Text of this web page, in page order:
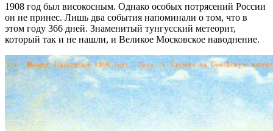
1908 год был високосным. Однако особых потрясений России
он не принес. Лишь два события напоминали о том, что в
этом году 366 дней. Знаменитый тунгусский метеорит,
который так и не нашли, и Великое Московское наводнение.